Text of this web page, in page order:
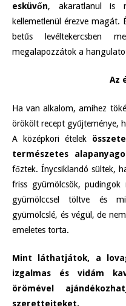
esküvőn, akaratlanul is
kellemetlenül érezve magát.
betűs levéltekercsben
megalapozzátok a
Az
Ha van alkalom, amihez
örökölt recept gyűjteménye,
A középkori ételek
természetes
főztek. Ínycsiklandó sültek,
friss gyümölcsök, pudingok
gyümölccsel töltve és
gyümölcslé, és végül, de
emeletes torta.
Mint láthatjátok, a
izgalmas és vidám
örömével
szeretteiteket.